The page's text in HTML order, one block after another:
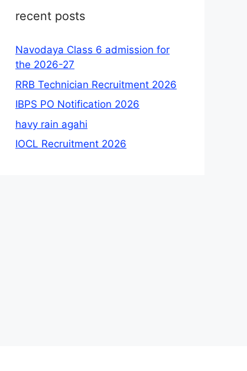
recent posts
Navodaya Class 6 admission for
the 2026-27
RRB Technician Recruitment 2026
IBPS PO Notification 2026
havy rain agahi
IOCL Recruitment 2026